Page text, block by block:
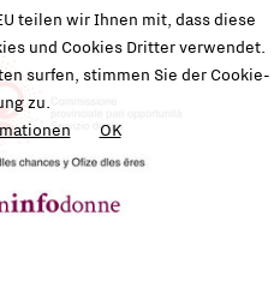
teilen wir Ihnen mit, dass diese
und Cookies Dritter verwendet.
surfen, stimmen Sie der Cookie-
zu.
OK